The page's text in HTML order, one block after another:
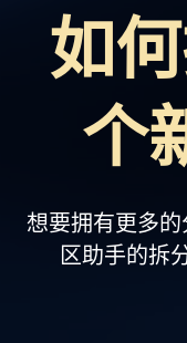
支持如
个
想要拥有更多
区助手的拆